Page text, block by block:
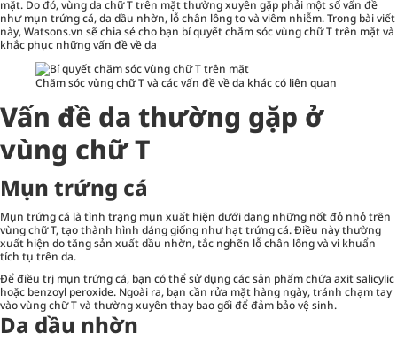
mặt. Do đó, vùng da chữ T trên mặt thường xuyên gặp phải một số vấn đề
như mụn trứng cá, da dầu nhờn, lỗ chân lông to và viêm nhiễm. Trong bài viết
này,Watsons.vn sẽ chia sẻ cho bạn bí quyết chăm sóc vùng chữ T trên mặt và
khắc phục những vấn đề về da
Chăm sóc vùng chữ T và các vấn đề về da khác có liên quan
Vấn đề da thường gặp ở
vùng chữ T
Mụn trứng cá
Mụn trứng cá là tình trạng mụn xuất hiện dưới dạng những nốt đỏ nhỏ trên
vùng chữ T, tạo thành hình dáng giống như hạt trứng cá. Điều này thường
xuất hiện do tăng sản xuất dầu nhờn, tắc nghẽn lỗ chân lông và vi khuẩn
tích tụ trên da.
Để điều trị mụn trứng cá, bạn có thể sử dụng các sản phẩm chứa axit salicylic
hoặc benzoyl peroxide. Ngoài ra, bạn cần rửa mặt hàng ngày, tránh chạm tay
vào vùng chữ T và thường xuyên thay bao gối để đảm bảo vệ sinh.
Da dầu nhờn